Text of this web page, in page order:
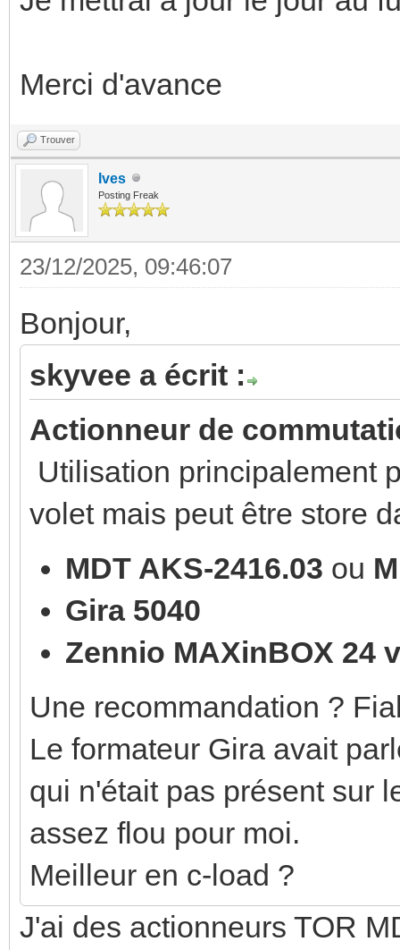
Merci d'avance
Trouver
Ives
Posting Freak
23/12/2025, 09:46:07
Bonjour,
skyvee a écrit :
Actionneur de
Utilisation principalement
volet mais peut être store
MDT AKS-2416.03 ou
Gira 5040
Zennio MAXinBOX 24
Une recommandation ?
Le formateur Gira avait
qui n'était pas présent sur
assez flou pour moi.
Meilleur en c-load ?
J'ai des actionneurs TOR